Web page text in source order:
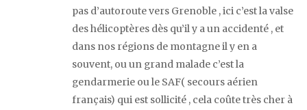
pas d’autoroute vers Grenoble , ici c’est la valse
des hélicoptères dès qu’il y a un accidenté , et
dans nos régions de montagne il y en a
souvent, ou un grand malade c’est la
gendarmerie ou le SAF( secours aérien
français) qui est sollicité , cela coûte très cher à